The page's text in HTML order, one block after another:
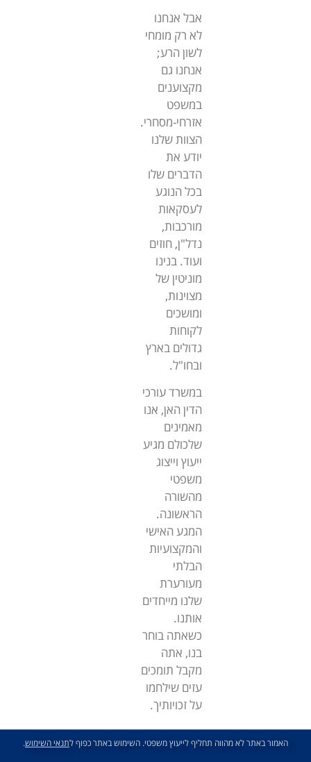
אבל אנחנו
לא רק מומחי
לשון הרע;
אנחנו גם
מקצוענים
במשפט
אזרחי-מסחרי.
הצוות שלנו
יודע את
הדברים שלו
בכל הנוגע
לעסקאות
מורכבות,
נדל"ן, חוזים
ועוד. בנינו
מוניטין של
מצוינות,
ומושכים
לקוחות
גדולים בארץ
ובחו"ל.
במשרד עורכי
הדין האן, אנו
מאמינים
שלכולם מגיע
ייעוץ וייצוג
משפטי
מהשורה
הראשונה.
המגע האישי
והמקצועיות
הבלתי
מעורערת
שלנו מייחדים
אותנו.
כשאתה בוחר
בנו, אתה
מקבל תומכים
עזים שילחמו
על זכויותיך.
האמור באתר לא מהווה תחליף לייעוץ משפטי. השימוש באתר כפוף לתנאי השימוש.